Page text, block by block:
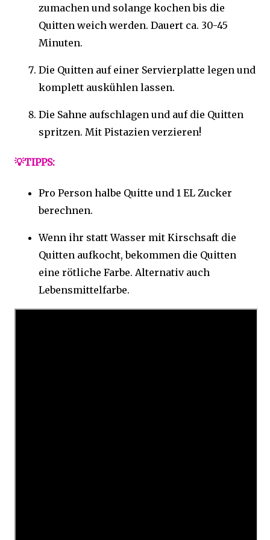
zumachen und solange kochen bis die
Quitten weich werden. Dauert ca. 30-45
Minuten.
Die Quitten auf einer Servierplatte legen und
komplett auskühlen lassen.
Die Sahne aufschlagen und auf die Quitten
spritzen. Mit Pistazien verzieren!
💡TIPPS:
Pro Person halbe Quitte und 1 EL Zucker
berechnen.
Wenn ihr statt Wasser mit Kirschsaft die
Quitten aufkocht, bekommen die Quitten
eine rötliche Farbe. Alternativ auch
Lebensmittelfarbe.